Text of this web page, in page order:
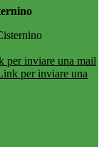
per inviare una mail
per inviare una